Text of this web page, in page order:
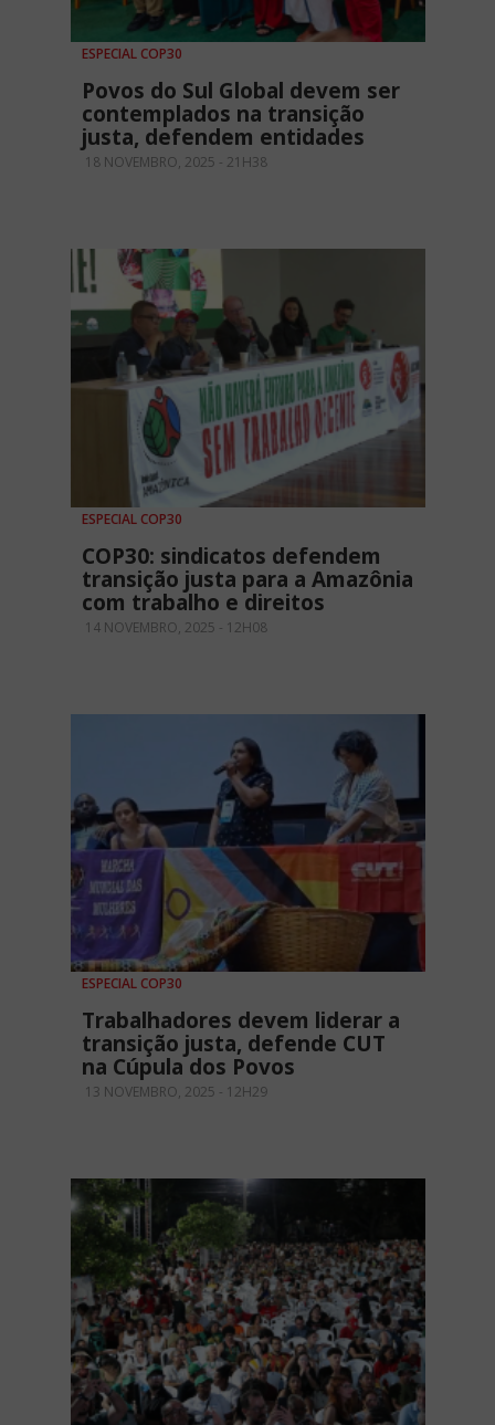
ESPECIAL COP30
Povos do Sul Global devem ser
contemplados na transição
justa, defendem entidades
18 NOVEMBRO, 2025 - 21H38
ESPECIAL COP30
COP30: sindicatos defendem
transição justa para a Amazônia
com trabalho e direitos
14 NOVEMBRO, 2025 - 12H08
ESPECIAL COP30
Trabalhadores devem liderar a
transição justa, defende CUT
na Cúpula dos Povos
13 NOVEMBRO, 2025 - 12H29